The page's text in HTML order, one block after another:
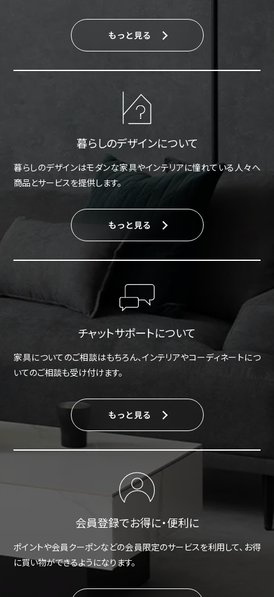
もっと見る
暮らしのデザインについて
暮らしのデザインはモダンな家具やインテリアに憧れている人々へ
商品とサービスを提供します。
もっと見る
チャットサポートについて
家具についてのご相談はもちろん、インテリアやコーディネートにつ
いてのご相談も受け付けます。
もっと見る
会員登録でお得に・便利に
ポイントや会員クーポンなどの会員限定のサービスを利用して、お得
に買い物ができるようになります。